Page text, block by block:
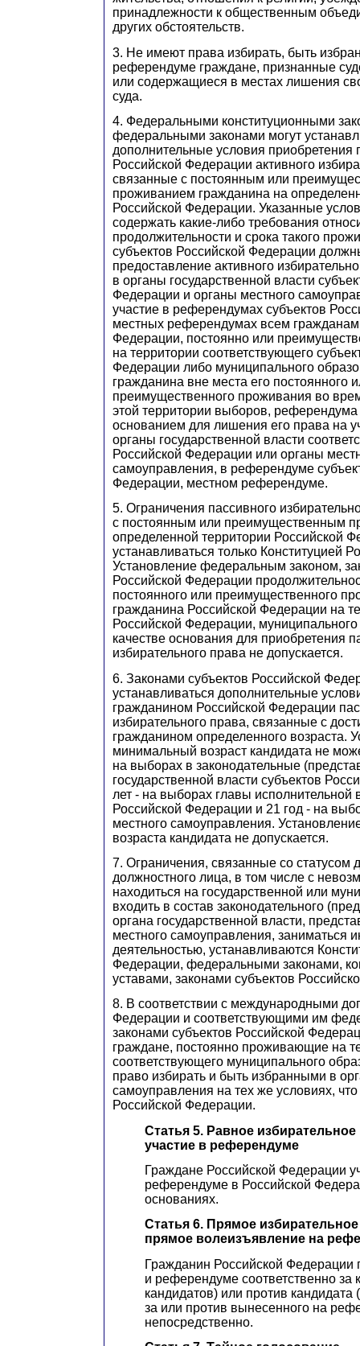
принадлежности к общественным
других обстоятельств.
3. Не имеют права избирать, быть
референдуме граждане, признанные
или содержащиеся в местах лишения
суда.
4. Федеральными конституционными
федеральными законами могут
дополнительные условия приобретения
Российской Федерации активного
связанные с постоянным или
проживанием гражданина на
Российской Федерации. Указанные
содержать какие-либо требования
продолжительности и срока такого
субъектов Российской Федерации
предоставление активного
в органы государственной власти
Федерации и органы местного
участие в референдумах субъектов
местных референдумах всем гражданам
Федерации, постоянно или
на территории соответствующего
Федерации либо муниципального
гражданина вне места его постоянного
преимущественного проживания во
этой территории выборов,
основанием для лишения его права на
органы государственной власти
Российской Федерации или органы
самоуправления, в референдуме
Федерации, местном референдуме.
5. Ограничения пассивного
с постоянным или преимущественным
определенной территории Российской
устанавливаться только Конституцией
Установление федеральным законом,
Российской Федерации
постоянного или преимущественного
гражданина Российской Федерации на
Российской Федерации,
качестве основания для приобретения
избирательного права не допускается.
6. Законами субъектов Российской
устанавливаться дополнительные
гражданином Российской Федерации
избирательного права, связанные с
гражданином определенного возраста.
минимальный возраст кандидата не
на выборах в законодательные
государственной власти субъектов
лет - на выборах главы исполнительной
Российской Федерации и 21 год - на
местного самоуправления.
возраста кандидата не допускается.
7. Ограничения, связанные со статусом
должностного лица, в том числе с
находиться на государственной или
входить в состав законодательного
органа государственной власти,
местного самоуправления, заниматься
деятельностью, устанавливаются
Федерации, федеральными законами,
уставами, законами субъектов
8. В соответствии с международными
Федерации и соответствующими им
законами субъектов Российской
граждане, постоянно проживающие на
соответствующего муниципального
право избирать и быть избранными в
самоуправления на тех же условиях,
Российской Федерации.
Статья 5. Равное
участие в референдуме
Граждане Российской Федерации
референдуме в Российской
основаниях.
Статья 6. Прямое
прямое волеизъявление на
Гражданин Российской Федерации
и референдуме соответственно за
кандидатов) или против кандидата
за или против вынесенного на
непосредственно.